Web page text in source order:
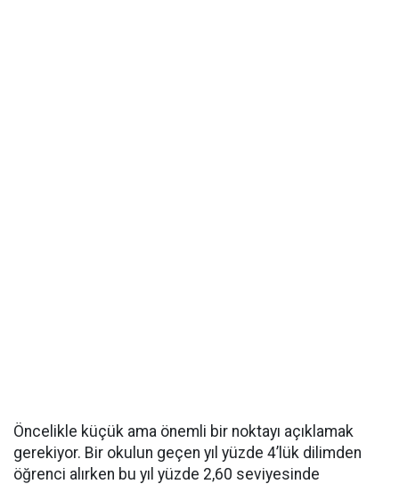
Öncelikle küçük ama önemli bir noktayı açıklamak
gerekiyor. Bir okulun geçen yıl yüzde 4’lük dilimden
öğrenci alırken bu yıl yüzde 2,60 seviyesinde